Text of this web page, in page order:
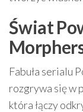
Świat
Fabuła serialu
rozgrywa się w
która łączy